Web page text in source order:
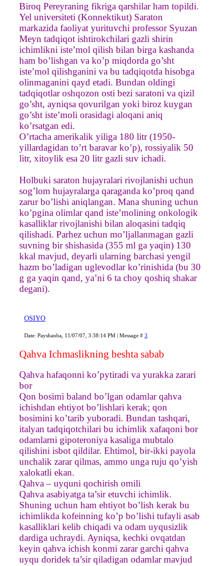
Biroq Pereyraning fikriga qarshilar ham topildi.
Yel universiteti (Konnektikut) Saraton
markazida faoliyat yurituvchi professor Syuzan
Meyn tadqiqot ishtirokchilari gazli shirin
ichimlikni iste’mol qilish bilan birga kashanda
ham bo’lishgan va ko’p miqdorda go’sht
iste’mol qilishganini va bu tadqiqotda hisobga
olinmaganini qayd etadi. Bundan oldingi
tadqiqotlar oshqozon osti bezi saratoni va qizil
go’sht, ayniqsa qovurilgan yoki biroz kuygan
go’sht iste’moli orasidagi aloqani aniq
ko’rsatgan edi.
O’rtacha amerikalik yiliga 180 litr (1950-
yillardagidan to’rt baravar ko’p), rossiyalik 50
litr, xitoylik esa 20 litr gazli suv ichadi.
Holbuki saraton hujayralari rivojlanishi uchun
sog’lom hujayralarga qaraganda ko’proq qand
zarur bo’lishi aniqlangan. Mana shuning uchun
ko’pgina olimlar qand iste’molining onkologik
kasalliklar rivojlanishi bilan aloqasini tadqiq
qilishadi. Parhez uchun mo’ljallanmagan gazli
suvning bir shishasida (355 ml ga yaqin) 130
kkal mavjud, deyarli ularning barchasi yengil
hazm bo’ladigan uglevodlar ko’rinishida (bu 30
g ga yaqin qand, ya’ni 6 ta choy qoshiq shakar
degani).
OSIYO
Date: Payshanba, 11/07/07, 3:38:14 PM | Message # 3
Qahva Ichmaslikning beshta sabab
Qahva hafaqonni ko’pytiradi va yurakka zarari
bor
Qon bosimi baland bo’lgan odamlar qahva
ichishdan ehtiyot bo’lishlari kerak; qon
bosimini ko’tarib yuboradi. Bundan tashqari,
italyan tadqiqotchilari bu ichimlik xafaqoni bor
odamlarni gipoteroniya kasaliga mubtalo
qilishini isbot qildilar. Ehtimol, bir-ikki payola
unchalik zarar qilmas, ammo unga ruju qo’yish
xalokatli ekan.
Qahva – uyquni qochirish omili
Qahva asabiyatga ta’sir etuvchi ichimlik.
Shuning uchun ham ehtiyot bo’lish kerak bu
ichimlikda kofeinning ko’p bo’lishi tufayli asab
kasalliklari kelib chiqadi va odam uyqusizlik
dardiga uchraydi. Ayniqsa, kechki ovqatdan
keyin qahva ichish konmi zarar garchi qahva
uyqu doridek ta’sir qiladigan odamlar mavjud